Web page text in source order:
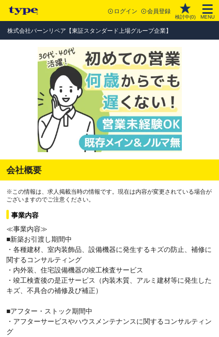
ログイン 会員登録
検討中(0) MENU
株式会社バーンリペア【東証スタンダード上場グループ企業】
会社概要
※この情報は、求人掲載当時の情報です。現在は内容が変更されている場合が
ございますのでご注意ください。
事業内容
≪事業内容≫
■新築お引渡し期間中
・各種建材、室内装飾品、設備機器に発生するキズの防止、補修に
関するコンサルティング
・内外装、住宅設備機器の竣工検査サービス
・竣工検査後の是正サービス（内装木質、アルミ建材等に発生した
キズ、不具合の補修及び補正）
■アフター・ストック期間中
・アフターサービスやハウスメンテナンスに関するコンサルティン
グ